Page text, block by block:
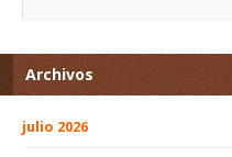
Archivos
julio 2026